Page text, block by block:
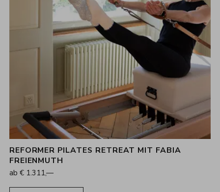
3Nächte
15.10.2026 - 18.10.2026
REFORMER PILATES RETREAT MIT FABIA
FREIENMUTH
ab € 1.311,—